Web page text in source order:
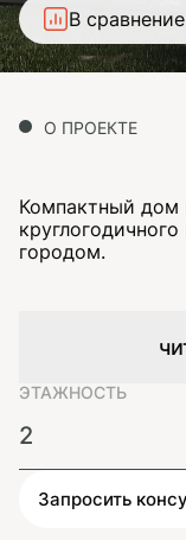
В сравнение
О ПРОЕКТЕ
Компактный дом
городом.
ЭТАЖНОСТЬ
2
Запросить